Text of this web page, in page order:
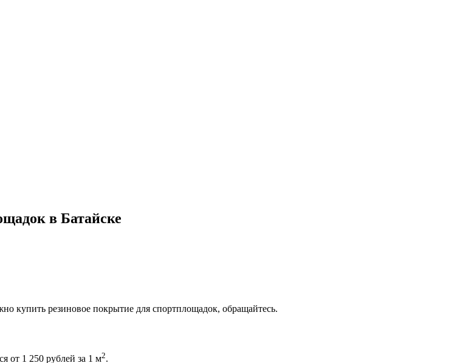
в Батайске
купить резиновое покрытие для спортплощадок, обращайтесь.
от 1 250 рублей за 1 м2.